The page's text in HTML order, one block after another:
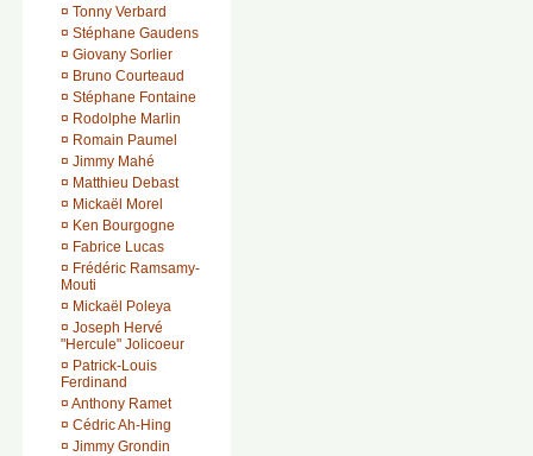
¤ Tonny Verbard
¤ Stéphane Gaudens
¤ Giovany Sorlier
¤ Bruno Courteaud
¤ Stéphane Fontaine
¤ Rodolphe Marlin
¤ Romain Paumel
¤ Jimmy Mahé
¤ Matthieu Debast
¤ Mickaël Morel
¤ Ken Bourgogne
¤ Fabrice Lucas
¤ Frédéric Ramsamy-
Mouti
¤ Mickaël Poleya
¤ Joseph Hervé
"Hercule" Jolicoeur
¤ Patrick-Louis
Ferdinand
¤ Anthony Ramet
¤ Cédric Ah-Hing
¤ Jimmy Grondin